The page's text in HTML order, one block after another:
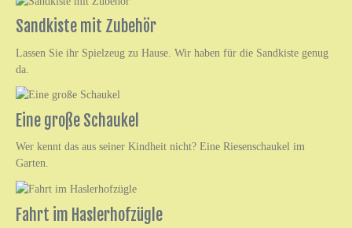
Sandkiste mit Zubehör
Lassen Sie ihr Spielzeug zu Hause. Wir haben für die Sandkiste genug
da.
Eine große Schaukel
Wer kennt das aus seiner Kindheit nicht? Eine Riesenschaukel im
Garten.
Fahrt im Haslerhofzügle